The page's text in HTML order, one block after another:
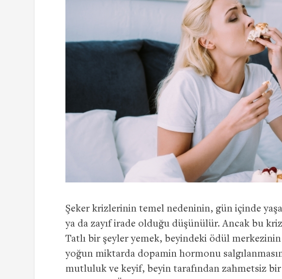
Şeker krizlerinin temel nedeninin, gün içinde
ya da zayıf irade olduğu düşünülür. Ancak bu
Tatlı bir şeyler yemek, beyindeki ödül merkezinin
yoğun miktarda dopamin hormonu
mutluluk ve keyif, beyin tarafından zahmetsiz